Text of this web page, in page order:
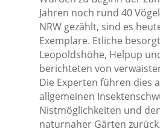
Jahren noch rund 40
NRW gezählt, sind es
Exemplare. Etliche
Leopoldshöhe, Helpup
berichteten von
Die Experten führen dies
allgemeinen
Nistmöglichkeiten und
naturnaher Gärten zurück.